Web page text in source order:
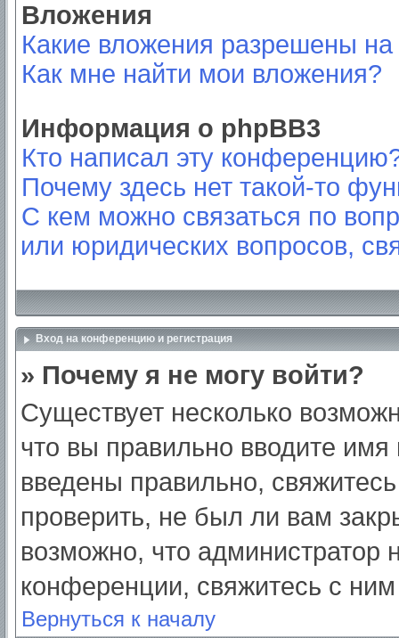
Вложения
Какие вложения разрешены
Как мне найти мои вложения?
Информация о phpBB3
Кто написал эту
Почему здесь нет такой-то
С кем можно связаться по
или юридических вопросов,
Вход на конференцию и регистрация
» Почему я не могу войти?
Существует несколько
что вы правильно вводите
введены правильно,
проверить, не был ли вам
возможно, что администратор
конференции, свяжитесь с
Вернуться к началу